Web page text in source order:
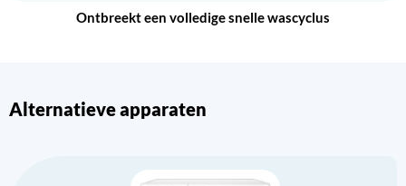
Ontbreekt een volledige snelle wascyclus
Alternatieve apparaten